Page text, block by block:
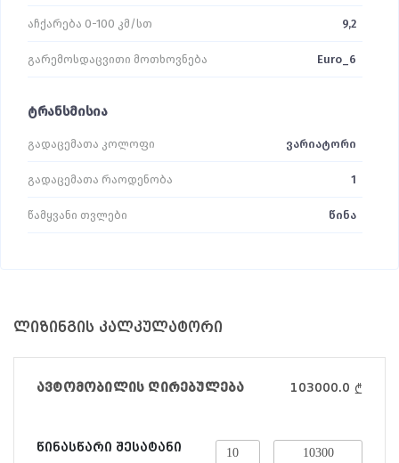
აჩქარება 0-100 კმ/სთ 9,2
გარემოსდაცვითი მოთხოვნება Euro_6
ტრანსმისია
გადაცემათა კოლოფი ვარიატორი
გადაცემათა რაოდენობა 1
წამყვანი თვლები წინა
ლიზინგის კალკულატორი
ავტომობილის ღირებულება 103000.0 ₾
წინასწარი შესატანი